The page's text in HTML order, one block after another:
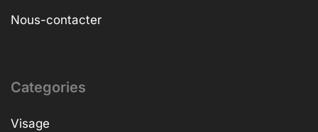
Nous-contacter
Categories
Visage